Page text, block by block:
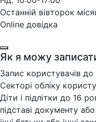
Останній вівторок
Online довідка
Як я можу
Запис користувачів до
Секторі обліку
Діти і підлітки до 16
підставі документу